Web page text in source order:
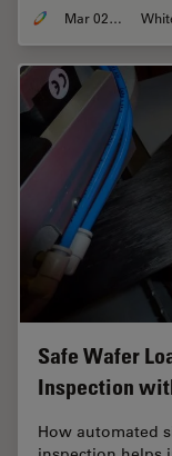
Mar 02, 2026
Safe Wafer
Inspection
How automated